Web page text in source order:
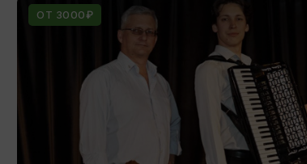
ОТ 3000₽